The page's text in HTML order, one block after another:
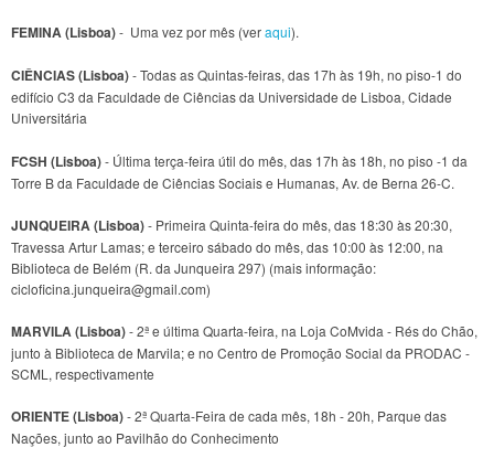
FEMINA (Lisboa)- Uma vez por mês (veraqui).
CIÊNCIAS (Lisboa)- Todas as Quintas-feiras, das 17h às 19h, no piso-1 do
edifício C3 da Faculdade de Ciências da Universidade de Lisboa, Cidade
Universitária
FCSH (Lisboa)- Última terça-feira útil do mês, das 17h às 18h, no piso -1 da
Torre B da Faculdade de Ciências Sociais e Humanas, Av. de Berna 26-C.
JUNQUEIRA (Lisboa)- Primeira Quinta-feira do mês, das 18:30 às 20:30,
Travessa Artur Lamas; e terceiro sábado do mês, das 10:00 às 12:00, na
Biblioteca de Belém (R. da Junqueira 297) (mais informação:
cicloficina.junqueira@gmail.com)
MARVILA (Lisboa)- 2ª e última Quarta-feira, na Loja CoMvida - Rés do Chão,
junto à Biblioteca de Marvila; e no Centro de Promoção Social da PRODAC -
SCML, respectivamente
ORIENTE (Lisboa)- 2ª Quarta-Feira de cada mês, 18h - 20h, Parque das
Nações, junto ao Pavilhão do Conhecimento